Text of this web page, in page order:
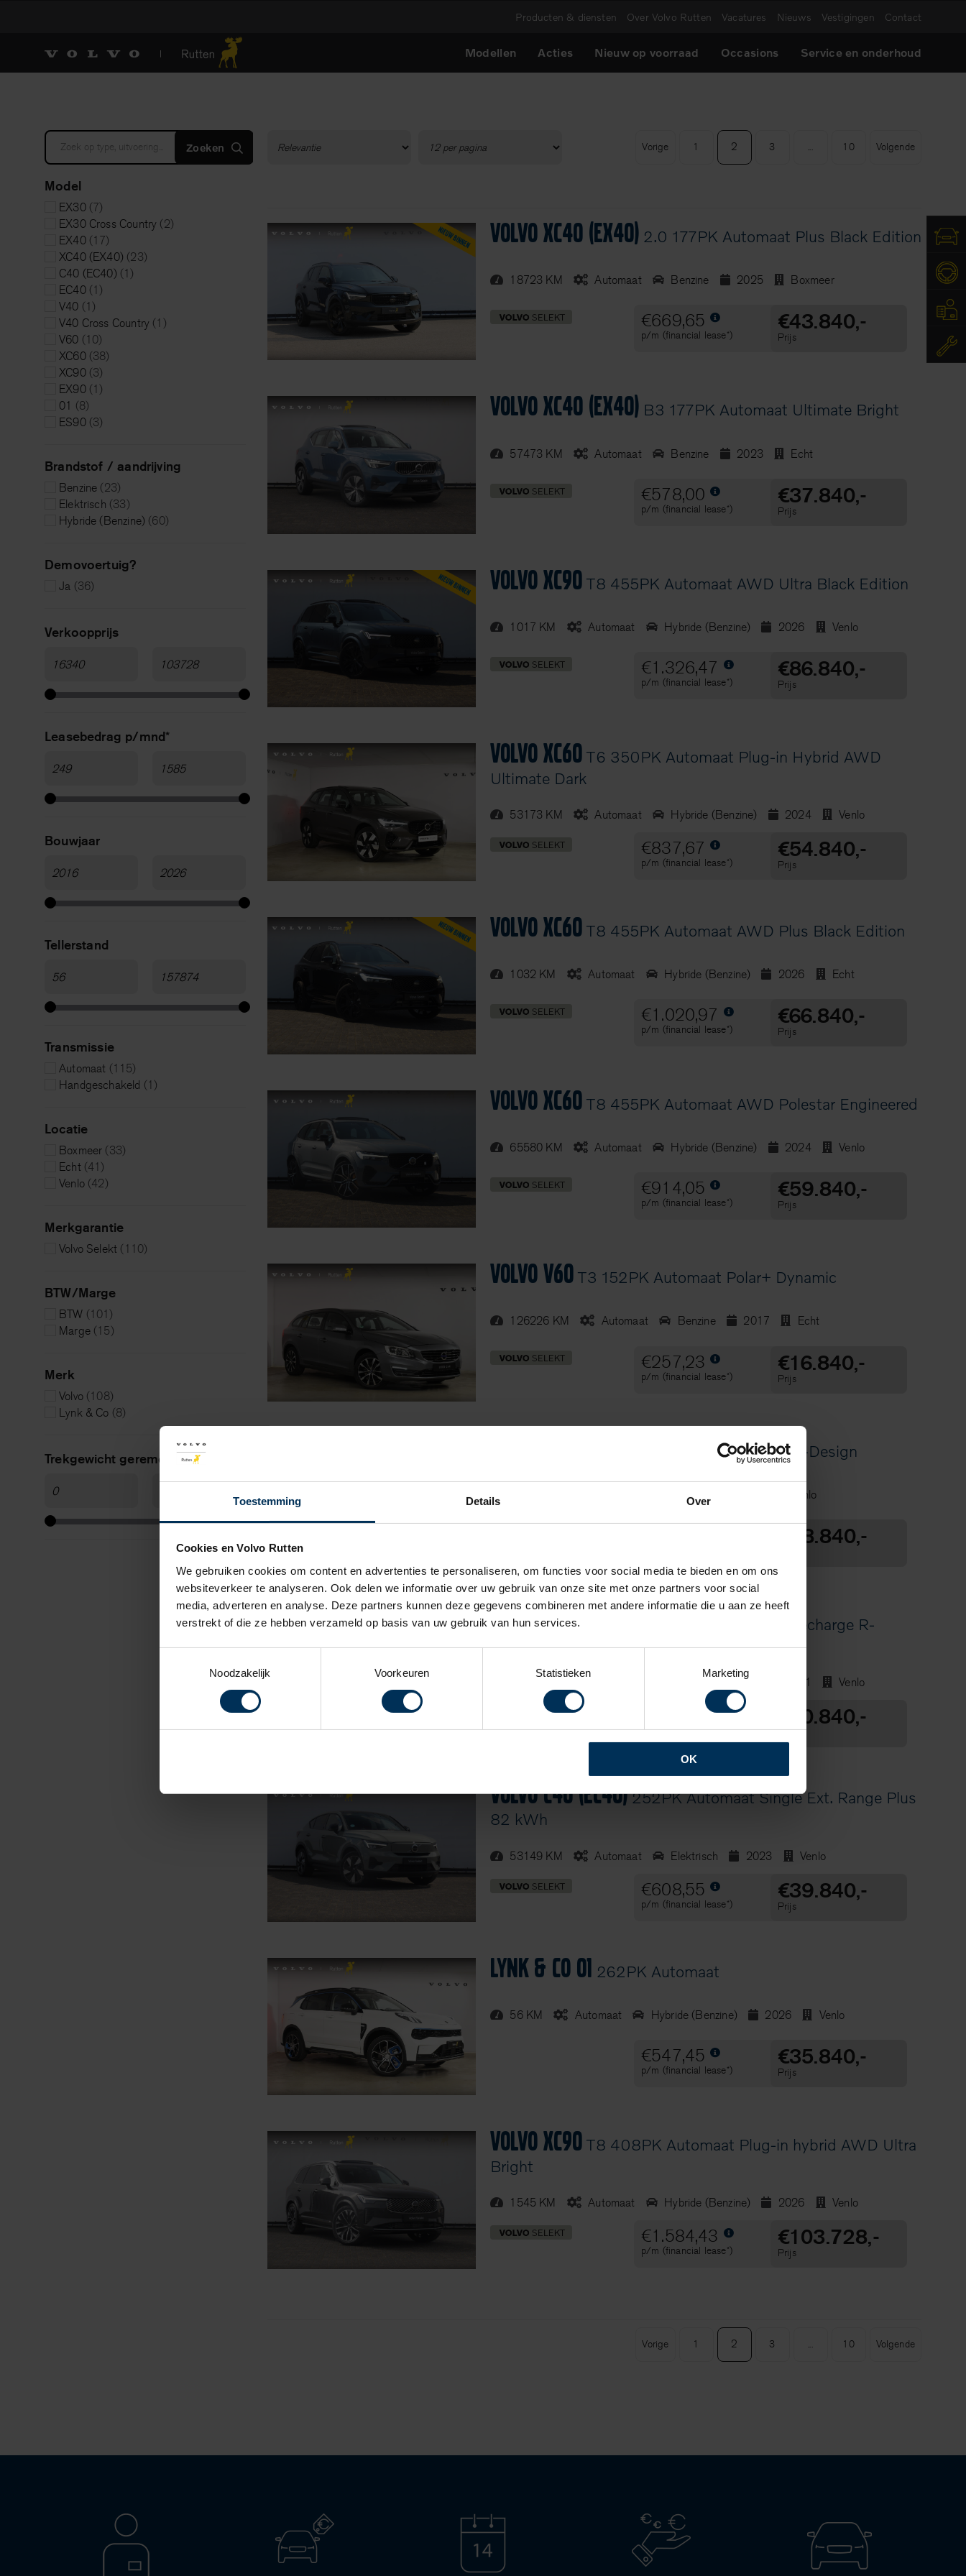
Toestemming Details Over
Cookies en Volvo Rutten
We gebruiken cookies om content en advertenties te personaliseren, om functies voor social media te bieden en om ons
websiteverkeer te analyseren. Ook delen we informatie over uw gebruik van onze site met onze partners voor social
media, adverteren en analyse. Deze partners kunnen deze gegevens combineren met andere informatie die u aan ze heeft
verstrekt of die ze hebben verzameld op basis van uw gebruik van hun services.
Noodzakelijk
Voorkeuren Statistieken Marketing
OK
Producten & diensten Over Volvo Rutten Vacatures Nieuws Vestigingen Contact
Modellen Acties Nieuw op voorraad Occasions Service en onderhoud
Zoeken
Model
EX30(7)
EX30 Cross Country (2)
EX40(17)
XC40 (EX40) (23)
C40 (EC40) (1)
EC40(1)
V40 (1)
V40 Cross Country (1)
V60 (10)
XC60(38)
XC90(3)
EX90(1)
01 (8)
ES90(3)
Brandstof / aandrijving
Benzine (23)
Elektrisch (33)
Hybride (Benzine) (60)
Demovoertuig?
Ja (36)
Verkoopprijs
Leasebedrag p/mnd*
Bouwjaar
Tellerstand
Transmissie
Automaat (115)
Handgeschakeld (1)
Locatie
Boxmeer (33)
Echt (41)
Venlo(42)
Merkgarantie
Volvo Selekt (110)
BTW/Marge
BTW (101)
Marge(15)
Merk
Volvo(108)
Lynk & Co (8)
Trekgewicht geremd
Vorige 1 2 3 ... 10 Volgende
Volvo XC40 (EX40)2.0 177PK Automaat Plus Black Edition
18723 KM Automaat Benzine 2025 Boxmeer
€669,65
p/m (financial lease*)
€43.840,-
Prijs
Volvo XC40 (EX40)B3 177PK Automaat Ultimate Bright
57473 KM Automaat Benzine 2023 Echt
€578,00
p/m (financial lease*)
€37.840,-
Prijs
Volvo XC90T8 455PK Automaat AWD Ultra Black Edition
1017 KM Automaat Hybride (Benzine) 2026 Venlo
€1.326,47
p/m (financial lease*)
€86.840,-
Prijs
Volvo XC60T6 350PK Automaat Plug-in Hybrid AWD
Ultimate Dark
53173 KM Automaat Hybride (Benzine) 2024 Venlo
€837,67
p/m (financial lease*)
€54.840,-
Prijs
Volvo XC60T8 455PK Automaat AWD Plus Black Edition
1032 KM Automaat Hybride (Benzine) 2026 Echt
€1.020,97
p/m (financial lease*)
€66.840,-
Prijs
Volvo XC60T8 455PK Automaat AWD Polestar Engineered
65580 KM Automaat Hybride (Benzine) 2024 Venlo
€914,05
p/m (financial lease*)
€59.840,-
Prijs
Volvo V60T3 152PK Automaat Polar+ Dynamic
126226 KM Automaat Benzine 2017 Echt
€257,23
p/m (financial lease*)
€16.840,-
Prijs
T2 129PK Automaat R-Design
Benzine Venlo
€28.840,-
Volvo XC40 (EX40)
T4 211PK Automaat Recharge R-
Design
Hybride (Benzine) 2021 Venlo
€471,08
p/m (financial lease*)
€30.840,-
Prijs
Volvo C40 (EC40)252PK Automaat Single Ext. Range Plus
82 kWh
53149 KM Automaat Elektrisch 2023 Venlo
€608,55
p/m (financial lease*)
€39.840,-
Prijs
Lynk & Co 01 262PK Automaat
56 KM Automaat Hybride (Benzine) 2026 Venlo
€547,45
p/m (financial lease*)
€35.840,-
Prijs
Volvo XC90T8 408PK Automaat Plug-in hybrid AWD Ultra
Bright
1545 KM Automaat Hybride (Benzine) 2026 Venlo
€1.584,43
p/m (financial lease*)
€103.728,-
Prijs
Vorige 1 2 3 ... 10 Volgende